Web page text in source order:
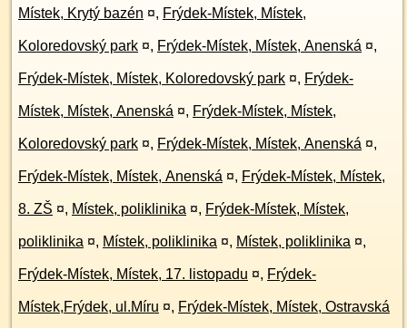
Místek, Krytý bazén ¤, Frýdek-Místek, Místek,
Koloredovský park ¤, Frýdek-Místek, Místek, Anenská ¤,
Frýdek-Místek, Místek, Koloredovský park ¤, Frýdek-
Místek, Místek, Anenská ¤, Frýdek-Místek, Místek,
Koloredovský park ¤, Frýdek-Místek, Místek, Anenská ¤,
Frýdek-Místek, Místek, Anenská ¤, Frýdek-Místek, Místek,
8. ZŠ ¤, Místek, poliklinika ¤, Frýdek-Místek, Místek,
poliklinika ¤, Místek, poliklinika ¤, Místek, poliklinika ¤,
Frýdek-Místek, Místek, 17. listopadu ¤, Frýdek-
Místek,Frýdek, ul.Míru ¤, Frýdek-Místek, Místek, Ostravská